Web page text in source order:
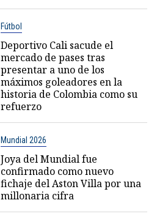
Fútbol
Deportivo Cali sacude el
mercado de pases tras
presentar a uno de los
máximos goleadores en la
historia de Colombia como su
refuerzo
Mundial 2026
Joya del Mundial fue
confirmado como nuevo
fichaje del Aston Villa por una
millonaria cifra